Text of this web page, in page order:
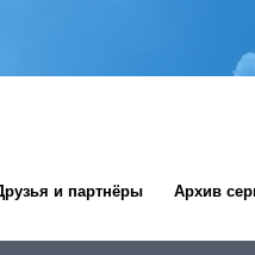
и партнёры Архив